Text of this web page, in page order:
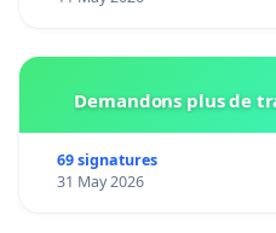
Demandons plus de
69 signatures
31 May 2026